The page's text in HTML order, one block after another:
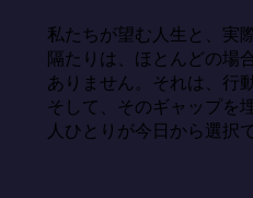
私たちが望む人生と、実
隔たりは、ほとんどの場
ありません。それは、行
そして、そのギャップを
人ひとりが今日から選択